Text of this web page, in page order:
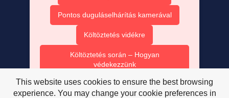
Pontos duguláselhárítás kamerával
Költöztetés vidékre
Költöztetés során – Hogyan
védekezzünk
Költöztetés során felmerülő problémák
This website uses cookies to ensure the best browsing
experience. You may change your cookie preferences in